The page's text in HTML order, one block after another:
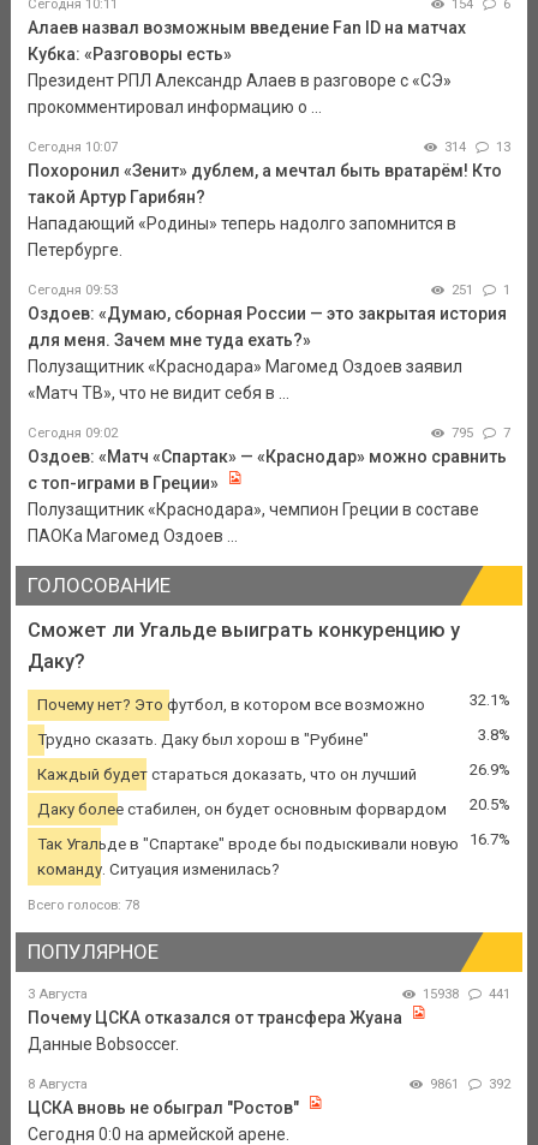
Сегодня 10:11 154 6
Алаев назвал возможным введение Fan ID на матчах
Кубка: «Разговоры есть»
Президент РПЛ Александр Алаев в разговоре с «СЭ»
прокомментировал информацию о ...
Сегодня 10:07 314 13
Похоронил «Зенит» дублем, а мечтал быть вратарём! Кто
такой Артур Гарибян?
Нападающий «Родины» теперь надолго запомнится в
Петербурге.
Сегодня 09:53 251 1
Оздоев: «Думаю, сборная России — это закрытая история
для меня. Зачем мне туда ехать?»
Полузащитник «Краснодара» Магомед Оздоев заявил
«Матч ТВ», что не видит себя в ...
Сегодня 09:02 795 7
Оздоев: «Матч «Спартак» — «Краснодар» можно сравнить
с топ-играми в Греции»
Полузащитник «Краснодара», чемпион Греции в составе
ПАОКа Магомед Оздоев ...
ГОЛОСОВАНИЕ
Сможет ли Угальде выиграть конкуренцию у
Даку?
Почему нет? Это футбол, в котором все возможно 32.1%
Трудно сказать. Даку был хорош в "Рубине" 3.8%
Каждый будет стараться доказать, что он лучший 26.9%
Даку более стабилен, он будет основным форвардом 20.5%
Так Угальде в "Спартаке" вроде бы подыскивали новую
команду. Ситуация изменилась?
16.7%
Всего голосов: 78
ПОПУЛЯРНОЕ
3 Августа 15938 441
Почему ЦСКА отказался от трансфера Жуана
Данные Bobsoccer.
8 Августа 9861 392
ЦСКА вновь не обыграл "Ростов"
Сегодня 0:0 на армейской арене.